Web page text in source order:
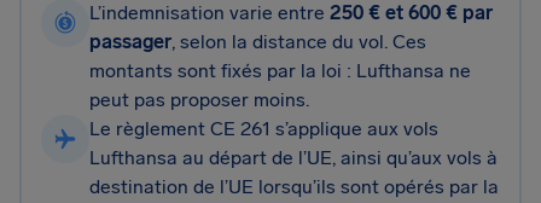
L’indemnisation varie entre 250 € et 600 € par
passager, selon la distance du vol. Ces
montants sont fixés par la loi : Lufthansa ne
peut pas proposer moins.
Le règlement CE 261 s’applique aux vols
Lufthansa au départ de l’UE, ainsi qu’aux vols à
destination de l’UE lorsqu’ils sont opérés par la